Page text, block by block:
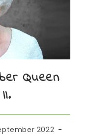
Queen
2022